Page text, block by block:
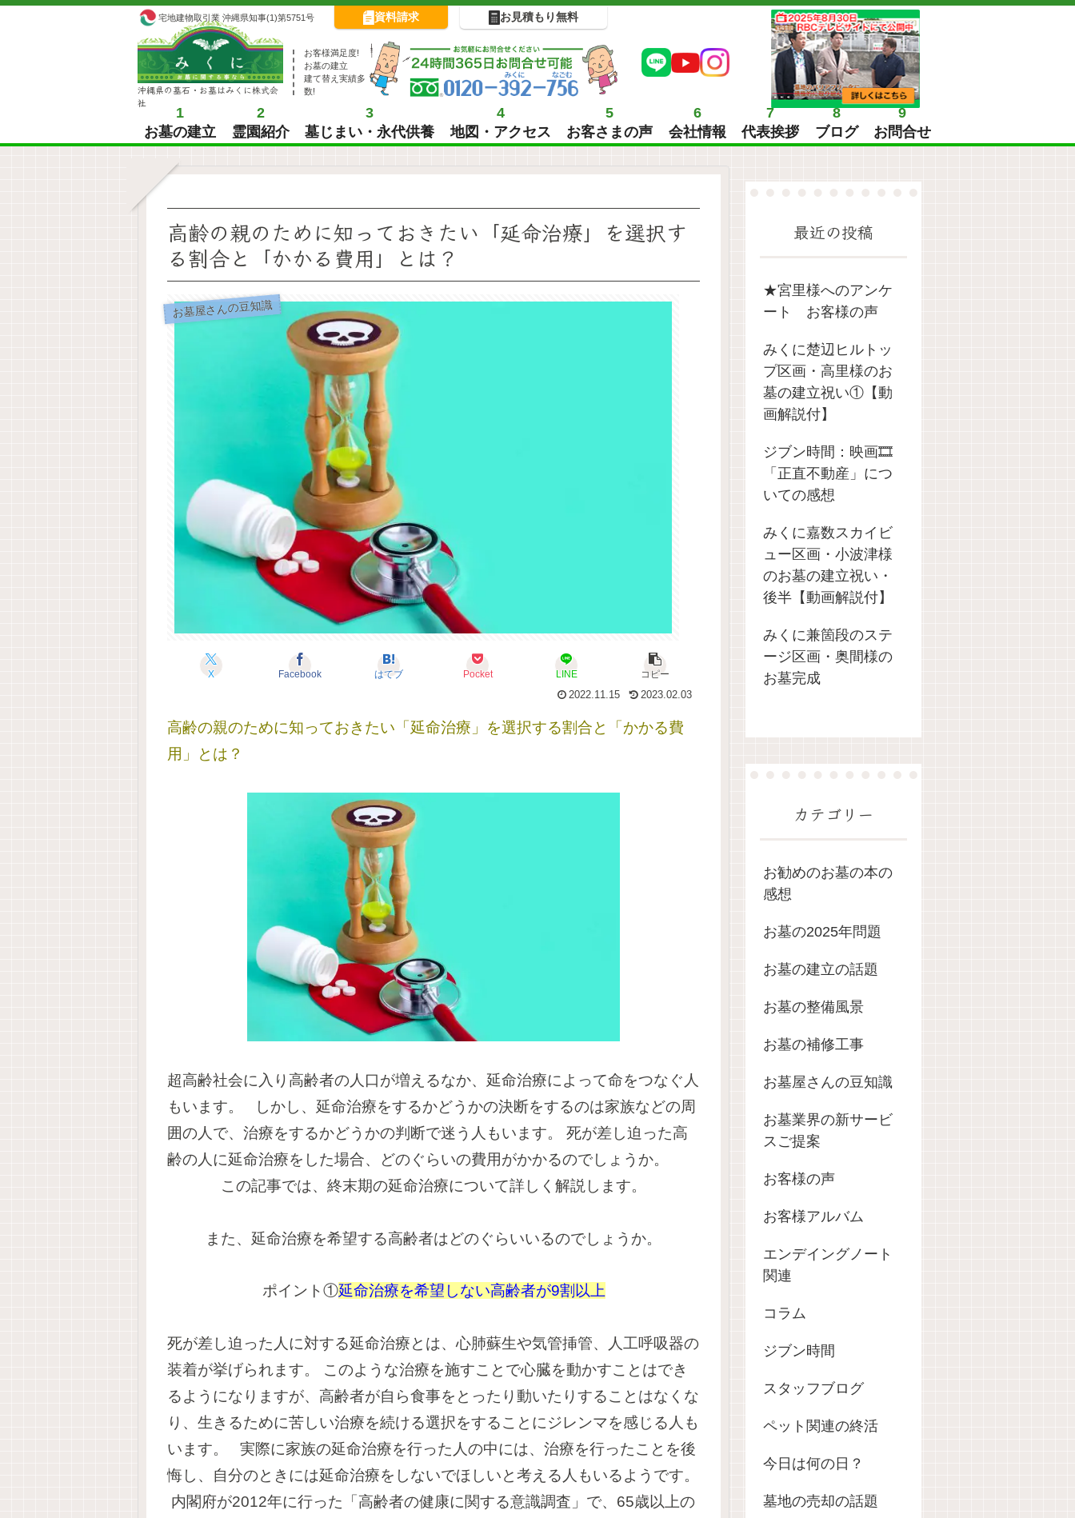
宅地建物取引業 沖縄県知事(1)第5751号 資料請求 お見積もり無料
沖縄県の墓石・お墓はみくに株式会
社
お客様満足度!
お墓の建立
建て替え実績多
数!
1
お墓の建立
2
霊園紹介
3
墓じまい・永代供養
4
地図・アクセス
5
お客さまの声
6
会社情報
7
代表挨拶
8
ブログ
9
お問合せ
高齢の親のために知っておきたい「延命治療」を選択す
る割合と「かかる費用」とは？
お墓屋さんの豆知識
X Facebook はてブ Pocket LINE
コピー
2022.11.15
2023.02.03
高齢の親のために知っておきたい「延命治療」を選択する割合と「かかる費
用」とは？
超高齢社会に入り高齢者の人口が増えるなか、延命治療によって命をつなぐ人
もいます。
しかし、延命治療をするかどうかの決断をするのは家族などの周
囲の人で、治療をするかどうかの判断で迷う人もいます。
死が差し迫った高
齢の人に延命治療をした場合、どのぐらいの費用がかかるのでしょうか。
この記事では、終末期の延命治療について詳しく解説します。
また、延命治療を希望する高齢者はどのぐらいいるのでしょうか。
ポイント①延命治療を希望しない高齢者が9割以上
死が差し迫った人に対する延命治療とは、心肺蘇生や気管挿管、人工呼吸器の
装着が挙げられます。
このような治療を施すことで心臓を動かすことはでき
るようになりますが、高齢者が自ら食事をとったり動いたりすることはなくな
り、生きるために苦しい治療を続ける選択をすることにジレンマを感じる人も
います。
実際に家族の延命治療を行った人の中には、治療を行ったことを後
悔し、自分のときには延命治療をしないでほしいと考える人もいるようです。
内閣府が2012年に行った「高齢者の健康に関する意識調査」で、65歳以上の
最近の投稿
★宮里様へのアンケ
ート お客様の声
みくに楚辺ヒルトッ
プ区画・高里様のお
墓の建立祝い①【動
画解説付】
ジブン時間：映画🎞️
「正直不動産」につ
いての感想
みくに嘉数スカイビ
ュー区画・小波津様
のお墓の建立祝い・
後半【動画解説付】
みくに兼箇段のステ
ージ区画・奥間様の
お墓完成
カテゴリー
お勧めのお墓の本の
感想
お墓の2025年問題
お墓の建立の話題
お墓の整備風景
お墓の補修工事
お墓屋さんの豆知識
お墓業界の新サービ
スご提案
お客様の声
お客様アルバム
エンデイングノート
関連
コラム
ジブン時間
スタッフブログ
ペット関連の終活
今日は何の日？
墓地の売却の話題